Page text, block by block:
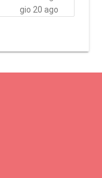
gio 20 ago